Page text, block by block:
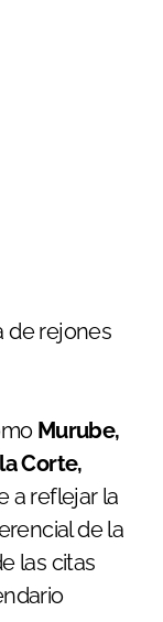
de rejones
Murube,
Corte,
a reflejar la
de la
las citas